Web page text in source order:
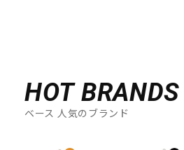
HOT BRANDS
ベース 人気のブランド